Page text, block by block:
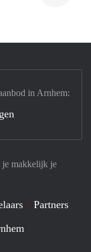
je makkelijk je
Partners
in Arnhem: